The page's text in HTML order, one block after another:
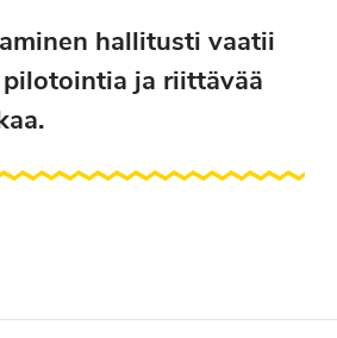
hallitusti vaatii
ja riittävää